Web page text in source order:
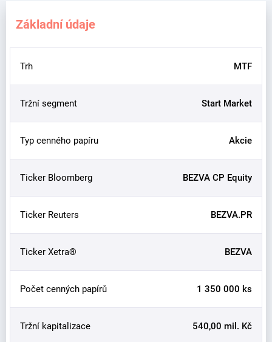
Základní údaje
Trh MTF
Tržní segment Start Market
Typ cenného papíru Akcie
Ticker Bloomberg BEZVA CP Equity
Ticker Reuters BEZVA.PR
Ticker Xetra® BEZVA
Počet cenných papírů 1 350 000 ks
Tržní kapitalizace 540,00 mil. Kč